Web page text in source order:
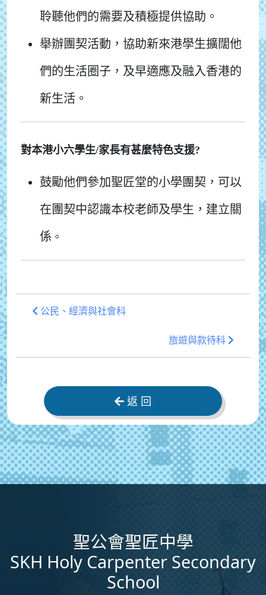
聆聽他們的需要及積極提供協助。
舉辦團契活動，協助新來港學生擴闊他
們的生活圈子，及早適應及融入香港的
新生活。
對本港小六學生/家長有甚麼特色支援?
鼓勵他們參加聖匠堂的小學團契，可以
在團契中認識本校老師及學生，建立關
係 。
公民、經濟與社會科
旅遊與款待科
返 回
聖公會聖匠中學
SKH Holy Carpenter Secondary
School